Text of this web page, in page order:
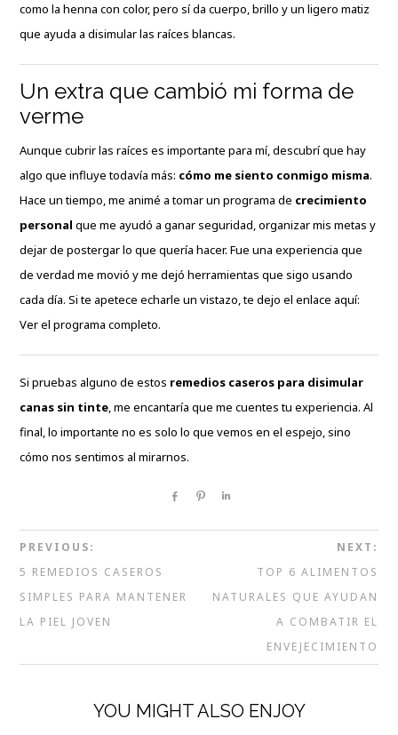
como la henna con color, pero sí da cuerpo, brillo y un ligero matiz
que ayuda a disimular las raíces blancas.
Un extra que cambió mi forma de
verme
Aunque cubrir las raíces es importante para mí, descubrí que hay
algo que influye todavía más: cómo me siento conmigo misma.
Hace un tiempo, me animé a tomar un programa de crecimiento
personal que me ayudó a ganar seguridad, organizar mis metas y
dejar de postergar lo que quería hacer. Fue una experiencia que
de verdad me movió y me dejó herramientas que sigo usando
cada día. Si te apetece echarle un vistazo, te dejo el enlace aquí:
Ver el programa completo.
Si pruebas alguno de estos remedios caseros para disimular
canas sin tinte, me encantaría que me cuentes tu experiencia. Al
final, lo importante no es solo lo que vemos en el espejo, sino
cómo nos sentimos al mirarnos.
Share Pin
PREVIOUS:
5 REMEDIOS CASEROS
SIMPLES PARA MANTENER
LA PIEL JOVEN
NEXT:
TOP 6 ALIMENTOS
NATURALES QUE AYUDAN
A COMBATIR EL
ENVEJECIMIENTO
YOU MIGHT ALSO ENJOY